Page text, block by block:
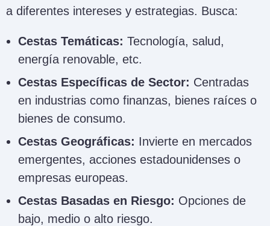
a diferentes intereses y estrategias. Busca:
Cestas Temáticas: Tecnología, salud,
energía renovable, etc.
Cestas Específicas de Sector: Centradas
en industrias como finanzas, bienes raíces o
bienes de consumo.
Cestas Geográficas: Invierte en mercados
emergentes, acciones estadounidenses o
empresas europeas.
Cestas Basadas en Riesgo: Opciones de
bajo, medio o alto riesgo.